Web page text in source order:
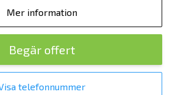
Mer information
Begär offert
telefonnummer